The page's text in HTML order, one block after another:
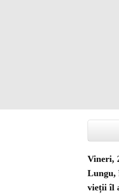
Vineri,
Lungu,
vieții îl